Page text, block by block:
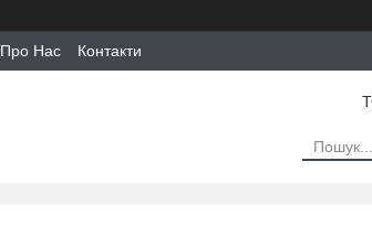
Про Нас Контакти